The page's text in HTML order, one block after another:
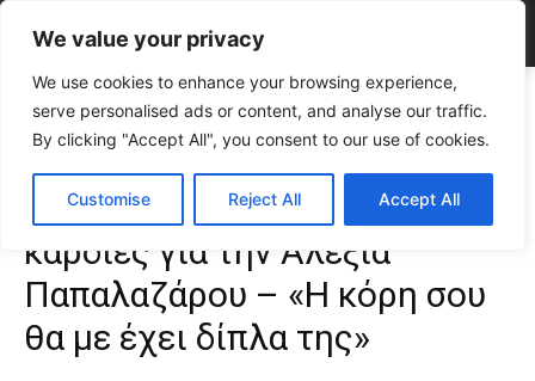
We value your privacy
We use cookies to enhance your browsing experience,
serve personalised ads or content, and analyse our traffic.
By clicking "Accept All", you consent to our use of cookies.
Customise Reject All Accept All
Home CELEBRITIES
Λαζόπουλος: «Ραγίζει» καρδιές για την Αλεξία
Παπαλαζάρου – «Η κόρη σου θα...
Λαζόπουλος: «Ραγίζει»
καρδιές για την Αλεξία
Παπαλαζάρου – «Η κόρη σου
θα με έχει δίπλα της»